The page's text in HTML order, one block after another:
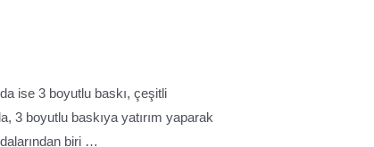
ise 3 boyutlu baskı, çeşitli
3 boyutlu baskıya yatırım yaparak
biri …